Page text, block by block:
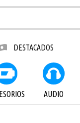
DESTACADOS
AUDIO